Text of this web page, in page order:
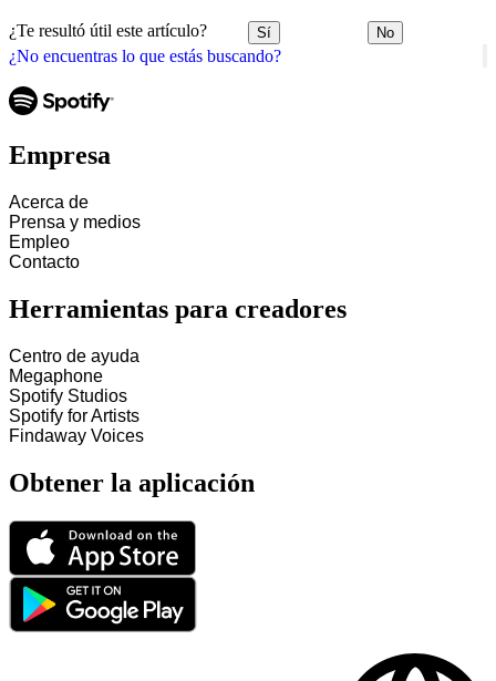
¿No encuentras lo que estás buscando?
¿Te resultó útil este artículo? Sí No
Empresa
Acerca de
Prensa y medios
Empleo
Contacto
Herramientas para creadores
Centro de ayuda
Megaphone
Spotify Studios
Spotify for Artists
Findaway Voices
Obtener la aplicación